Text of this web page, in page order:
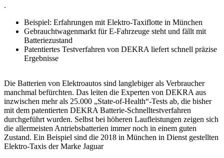
.
Beispiel: Erfahrungen mit Elektro-Taxiflotte in München
Gebrauchtwagenmarkt für E-Fahrzeuge steht und fällt mit
Batteriezustand
Patentiertes Testverfahren von DEKRA liefert schnell präzise
Ergebnisse
Die Batterien von Elektroautos sind langlebiger als Verbraucher
manchmal befürchten. Das leiten die Experten von DEKRA aus
inzwischen mehr als 25.000 „State-of-Health“-Tests ab, die bisher
mit dem patentierten DEKRA Batterie-Schnelltestverfahren
durchgeführt wurden. Selbst bei höheren Laufleistungen zeigen sich
die allermeisten Antriebsbatterien immer noch in einem guten
Zustand. Ein Beispiel sind die 2018 in München in Dienst gestellten
Elektro-Taxis der Marke Jaguar